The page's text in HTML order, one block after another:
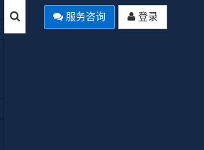
登录
服务咨询